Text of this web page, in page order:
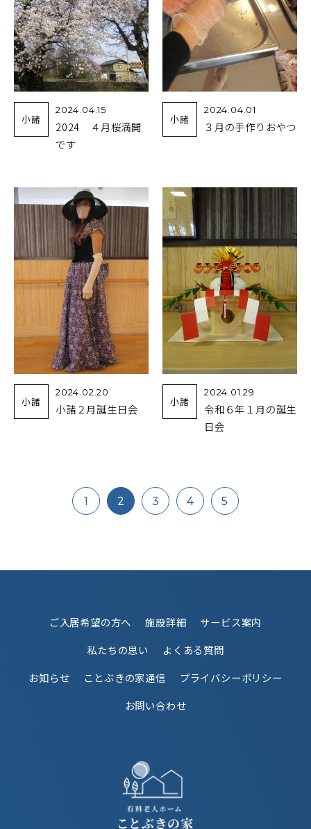
小諸
2024.04.15
2024 ４月桜満開
です
小諸
2024.04.01
３月の手作りおやつ
小諸
2024.02.20
小諸２月誕生日会
小諸
2024.01.29
令和６年１月の誕生
日会
1 2 3 4 5
ご入居希望の方へ 施設詳細
サービス案内
私たちの思い
よくある質問
お知らせ
ことぶきの家通信
プライバシーポリシー
お問い合わせ